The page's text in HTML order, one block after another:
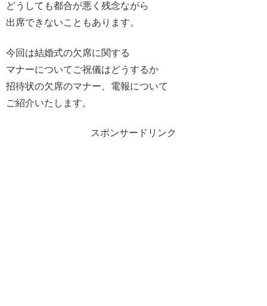
どうしても都合が悪く残念ながら
出席できないこともあります。
今回は結婚式の欠席に関する
マナーについてご祝儀はどうするか
招待状の欠席のマナー、電報について
ご紹介いたします。
スポンサードリンク